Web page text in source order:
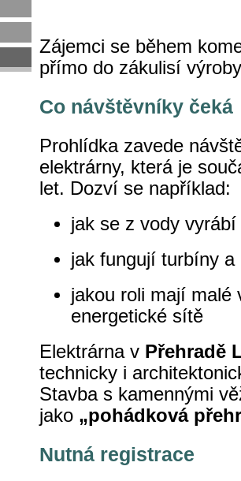
Zájemci se během
přímo do zákulisí
Co návštěvníky čeká
Prohlídka zavede
elektrárny, která je
let. Dozví se například:
jak se z vody vyrábí
jak fungují turbíny a
jakou roli mají malé
energetické sítě
Elektrárna v Přehradě
technicky i
Stavba s kamennými
jako „pohádková
Nutná registrace